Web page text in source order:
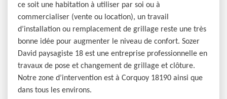
ce soit une habitation à utiliser par soi ou à
commercialiser (vente ou location), un travail
d’installation ou remplacement de grillage reste une très
bonne idée pour augmenter le niveau de confort. Sozer
David paysagiste 18 est une entreprise professionnelle en
travaux de pose et changement de grillage et clôture.
Notre zone d’intervention est à Corquoy 18190 ainsi que
dans tous les environs.